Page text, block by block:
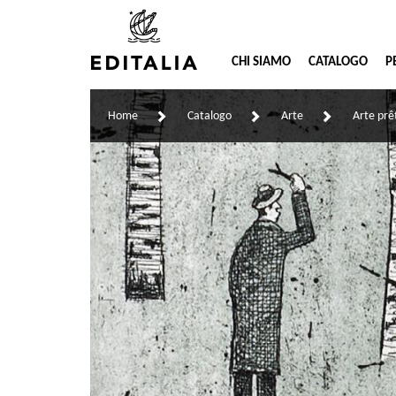
CHI SIAMO
CATALOGO
Home Catalogo Arte Arte